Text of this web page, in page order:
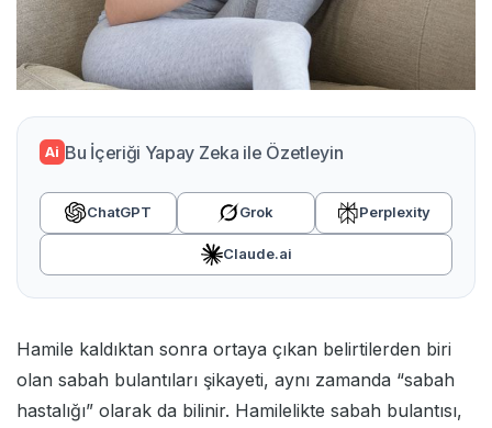
Ai Bu İçeriği Yapay Zeka ile Özetleyin
ChatGPT Grok Perplexity
Claude.ai
Hamile kaldıktan sonra ortaya çıkan belirtilerden biri
olan sabah bulantıları şikayeti, aynı zamanda “sabah
hastalığı” olarak da bilinir. Hamilelikte sabah bulantısı,